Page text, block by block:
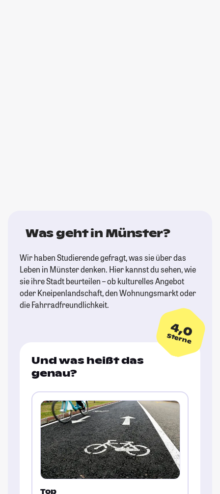
Was geht in Münster?
Wir haben Studierende gefragt, was sie über das
Leben in Münster denken. Hier kannst du sehen, wie
sie ihre Stadt beurteilen – ob kulturelles Angebot
oder Kneipenlandschaft, den Wohnungsmarkt oder
die Fahrradfreundlichkeit.
4,0
Sterne
Und was heißt das
genau?
Top